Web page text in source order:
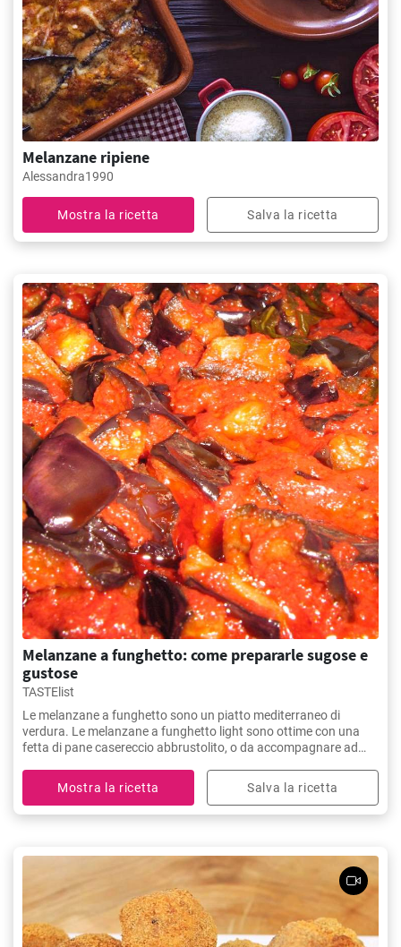
Melanzane ripiene
Alessandra1990
Mostra la ricetta Salva la ricetta
Melanzane a funghetto: come prepararle sugose e
gustose
TASTElist
Le melanzane a funghetto sono un piatto mediterraneo di
verdura. Le melanzane a funghetto light sono ottime con una
fetta di pane casereccio abbrustolito, o da accompagnare ad
Mostra la ricetta
Salva la ricetta